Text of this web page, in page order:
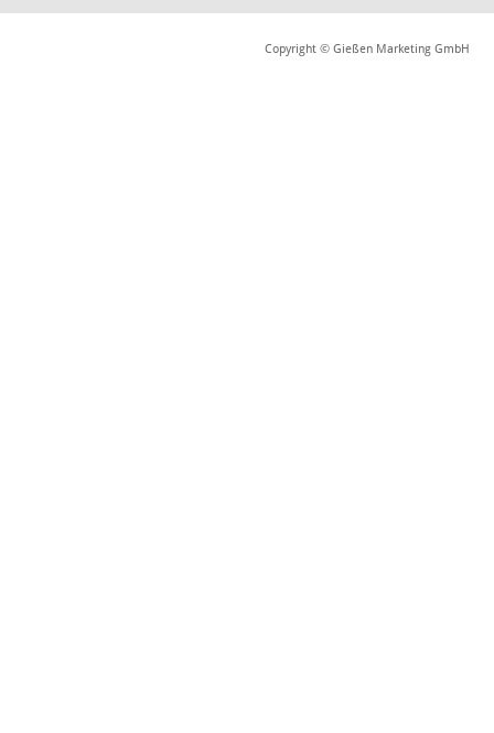
Copyright © Gießen Marketing GmbH